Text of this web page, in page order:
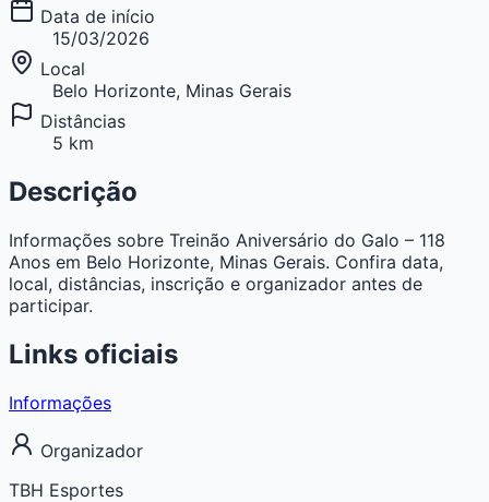
Data de início
15/03/2026
Local
Belo Horizonte, Minas Gerais
Distâncias
5 km
Descrição
Informações sobre Treinão Aniversário do Galo – 118
Anos em Belo Horizonte, Minas Gerais. Confira data,
local, distâncias, inscrição e organizador antes de
participar.
Links oficiais
Informações
Organizador
TBH Esportes